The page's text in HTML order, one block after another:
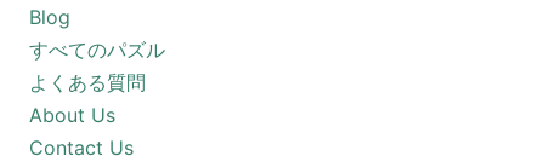
Blog
すべてのパズル
よくある質問
About Us
Contact Us